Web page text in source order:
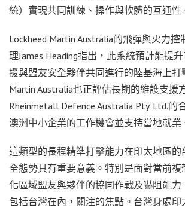
統）實現共同訓練、操作與軟體的互通性
Lockheed Martin Australia的飛彈與火力
理James Heading指出，此系統預計能提
援與盟友安全夥伴共同進行的陸基海上打
Martin Australia也正評估長期的維護支援
Rheinmetall Defence Australia Pty. Ltd.的
澳洲中小企業的工作機會並支持當地就業
這類型的長程精準打擊能力在印太地區的
全態勢具有重要意義。特別是面對當前複
化區域盟友與夥伴的協同作戰及嚇阻能力
包括台灣在內，關注的焦點。台灣身處